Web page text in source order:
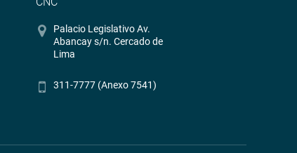
Palacio Legislativo Av.
Abancay s/n. Cercado de
Lima
311-7777 (Anexo 7541)